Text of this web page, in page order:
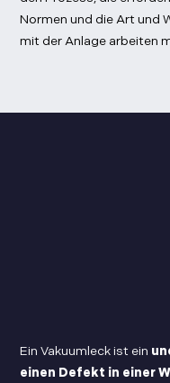
Normen und die Art und
mit der Anlage arbeiten
Ein Vakuumleck ist ein
einen Defekt in einer